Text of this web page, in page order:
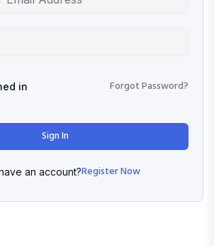
in Forgot Password?
Sign In
an account?Register Now